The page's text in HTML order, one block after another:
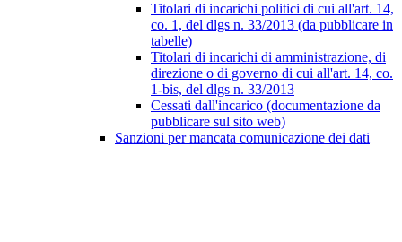
Titolari di incarichi politici di cui all'art. 14,
co. 1, del dlgs n. 33/2013 (da pubblicare in
tabelle)
Titolari di incarichi di amministrazione, di
direzione o di governo di cui all'art. 14, co.
1-bis, del dlgs n. 33/2013
Cessati dall'incarico (documentazione da
pubblicare sul sito web)
Sanzioni per mancata comunicazione dei dati